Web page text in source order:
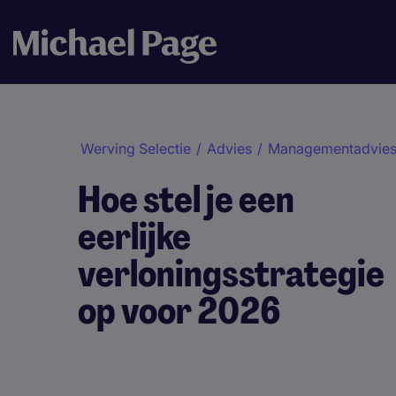
Werving Selectie / Advies / Managementadvies
Hoe stel je een
eerlijke
verloningsstrategie
op voor 2026